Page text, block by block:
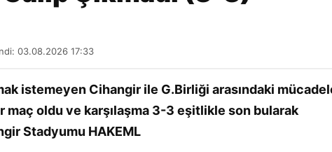
03.08.2026 17:33
istemeyen Cihangir ile G.Birliği arasındaki
oldu ve karşılaşma 3-3 eşitlikle son bularak
Stadyumu HAKEML